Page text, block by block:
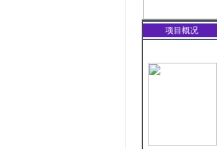
项目概况